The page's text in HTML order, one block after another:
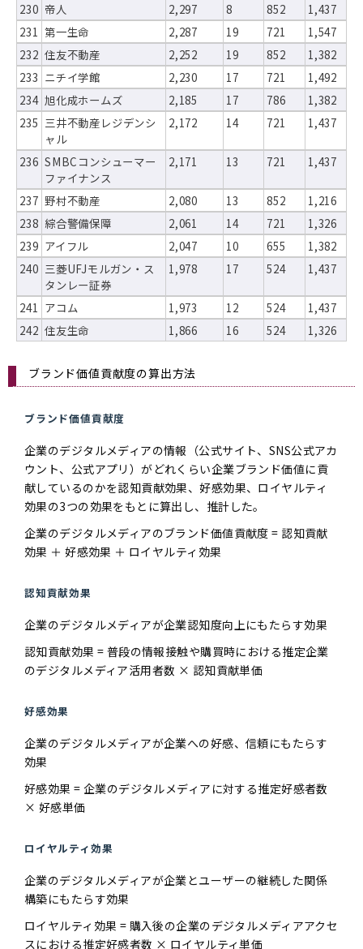
230 帝人 2,297 8 852
1,437
231 第一生命 2,287 19 721
1,547
232 住友不動産 2,252 19 852
1,382
233 ニチイ学館 2,230 17 721
1,492
234 旭化成ホームズ 2,185 17 786
1,382
235 三井不動産レジデンシ
ャル
2,172 14 721 1,437
236 SMBCコンシューマー
ファイナンス
2,171 13 721 1,437
237 野村不動産 2,080 13 852
1,216
238 綜合警備保障 2,061 14 721
1,326
239 アイフル 2,047 10 655
1,382
240 三菱UFJモルガン・ス
タンレー証券
1,978 17 524 1,437
241 アコム 1,973 12 524
1,437
242 住友生命 1,866 16 524 1,326
ブランド価値貢献度の算出方法
ブランド価値貢献度
企業のデジタルメディアの情報（公式サイト、SNS公式アカ
ウント、公式アプリ）がどれくらい企業ブランド価値に貢
献しているのかを認知貢献効果、好感効果、ロイヤルティ
効果の3つの効果をもとに算出し、推計した。
企業のデジタルメディアのブランド価値貢献度 = 認知貢献
効果 ＋ 好感効果 ＋ ロイヤルティ効果
認知貢献効果
企業のデジタルメディアが企業認知度向上にもたらす効果
認知貢献効果 = 普段の情報接触や購買時における推定企業
のデジタルメディア活用者数 × 認知貢献単価
好感効果
企業のデジタルメディアが企業への好感、信頼にもたらす
効果
好感効果 = 企業のデジタルメディアに対する推定好感者数
× 好感単価
ロイヤルティ効果
企業のデジタルメディアが企業とユーザーの継続した関係
構築にもたらす効果
ロイヤルティ効果 = 購入後の企業のデジタルメディアアクセ
スにおける推定好感者数 × ロイヤルティ単価